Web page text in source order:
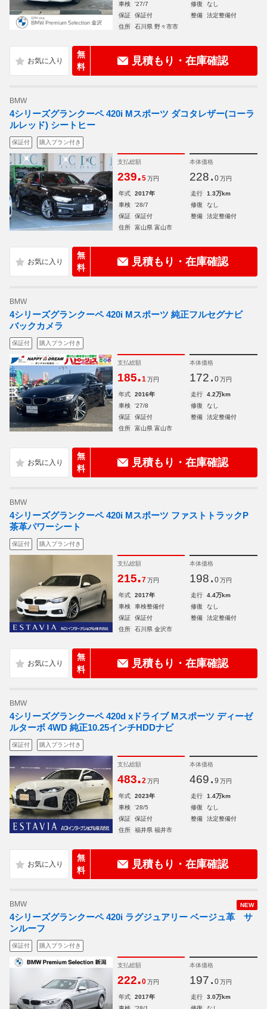
車検
'27/7 修復
なし
保証
保証付 整備
法定整備付
住所
石川県 野々市市
無
料
見積もり・在庫確認
BMW
4シリーズグランクーペ 420i Mスポーツ ダコタレザー(コーラ
ルレッド) シートヒー
保証付 購入プラン付き
支払総額
239.5 万円
本体価格
228. 0 万円
年式 2017年 走行
1.3万km
車検
'28/7 修復
なし
保証
保証付 整備
法定整備付
住所
富山県 富山市
無
料
見積もり・在庫確認
BMW
4シリーズグランクーペ 420i Mスポーツ 純正フルセグナビ
バックカメラ
保証付 購入プラン付き
支払総額
185.1 万円
本体価格
172. 0 万円
年式 2016年 走行
4.2万km
車検
'27/8 修復
なし
保証
保証付 整備
法定整備付
住所
富山県 富山市
無
料
見積もり・在庫確認
BMW
4シリーズグランクーペ 420i Mスポーツ ファストトラックP
茶革パワーシート
保証付 購入プラン付き
支払総額
215.7 万円
本体価格
198. 0 万円
年式 2017年 走行
4.4万km
車検
車検整備付 修復
なし
保証
保証付 整備
法定整備付
住所
石川県 金沢市
無
料
見積もり・在庫確認
BMW
4シリーズグランクーペ 420d xドライブ Mスポーツ ディーゼ
ルターボ 4WD 純正10.25インチHDDナビ
保証付 購入プラン付き
支払総額
483.2 万円
本体価格
469. 9 万円
年式 2023年 走行
1.4万km
車検
'28/5 修復
なし
保証
保証付 整備
法定整備付
住所
福井県 福井市
無
料
見積もり・在庫確認
NEW
BMW
4シリーズグランクーペ 420i ラグジュアリー ベージュ革 サ
ンルーフ
保証付 購入プラン付き
支払総額
222.0 万円
本体価格
197. 0 万円
年式 2017年 走行
3.0万km